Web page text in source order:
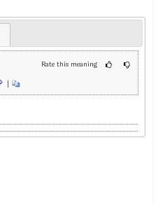
Rate this meaning
|